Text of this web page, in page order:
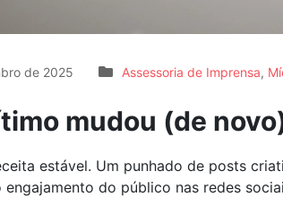
de 2025 Assessoria de Imprensa,
mudou (de
estável. Um punhado de posts
do público nas redes